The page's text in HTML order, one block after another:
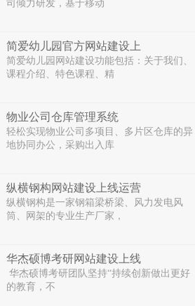
司倾力研发，基于移动
简爱幼儿园官方网站建设上
简爱幼儿园网站建设功能包括：关于我们、
课程介绍、特色课程、精
物业公司仓库管理系统
轻松实现物业公司多项目、多片区仓库的异
地协同办公，采购出入库
纵横钢构网站建设上线运营
纵横钢构是一家钢箱梁桥梁、风力发电风
筒、网架的专业生产厂家，
华杰硕博考研网站建设上线
华杰硕博考研团队坚持“持续创新做出更好
的教育，不